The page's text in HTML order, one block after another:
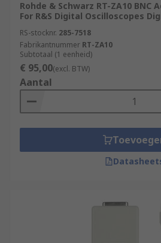
Rohde & Schwarz RT-ZA10
For R&S Digital Oscilloscopes
RS-stocknr. 285-7518
Fabrikantnummer RT-ZA10
Subtotaal (1 eenheid)
€ 95,00(excl. BTW)
Aantal